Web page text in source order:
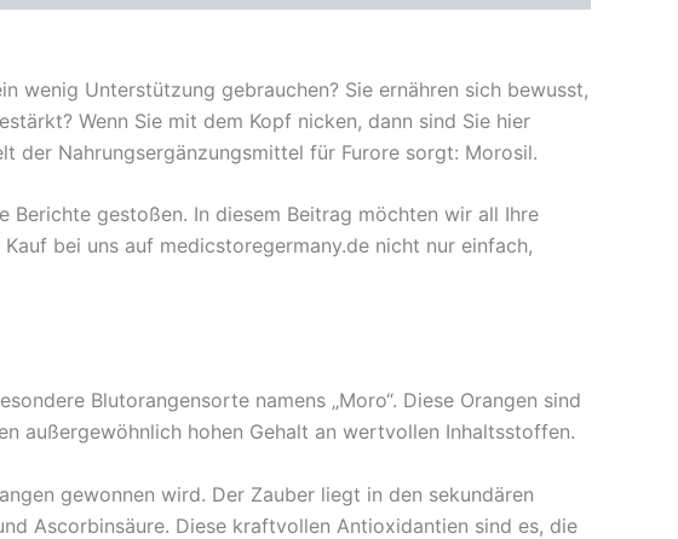
wenig Unterstützung gebrauchen? Sie ernähren sich bewusst,
Wenn Sie mit dem Kopf nicken, dann sind Sie hier
der Nahrungsergänzungsmittel für Furore sorgt: Morosil.
gestoßen. In diesem Beitrag möchten wir all Ihre
bei uns auf medicstoregermany.de nicht nur einfach,
Blutorangensorte namens „Moro“. Diese Orangen sind
außergewöhnlich hohen Gehalt an wertvollen Inhaltsstoffen.
gewonnen wird. Der Zauber liegt in den sekundären
Ascorbinsäure. Diese kraftvollen Antioxidantien sind es, die